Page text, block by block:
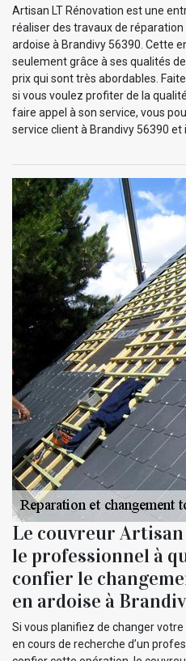
Artisan LT Rénovation est une
réaliser des travaux de
ardoise à Brandivy 56390. Cette
seulement grâce à ses qualités
prix qui sont très abordables.
si vous voulez profiter de la
faire appel à son service, vous
service client à Brandivy 56390
Le couvreur
le professionnel à
confier le
en ardoise à
Si vous planifiez de changer
en cours de recherche d’un